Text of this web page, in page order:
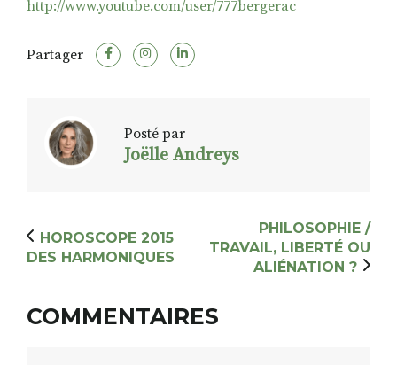
http://www.youtube.com/user/777bergerac
Partager
Posté par
Joëlle Andreys
HOROSCOPE 2015
DES HARMONIQUES
PHILOSOPHIE /
TRAVAIL, LIBERTÉ OU
ALIÉNATION ?
COMMENTAIRES